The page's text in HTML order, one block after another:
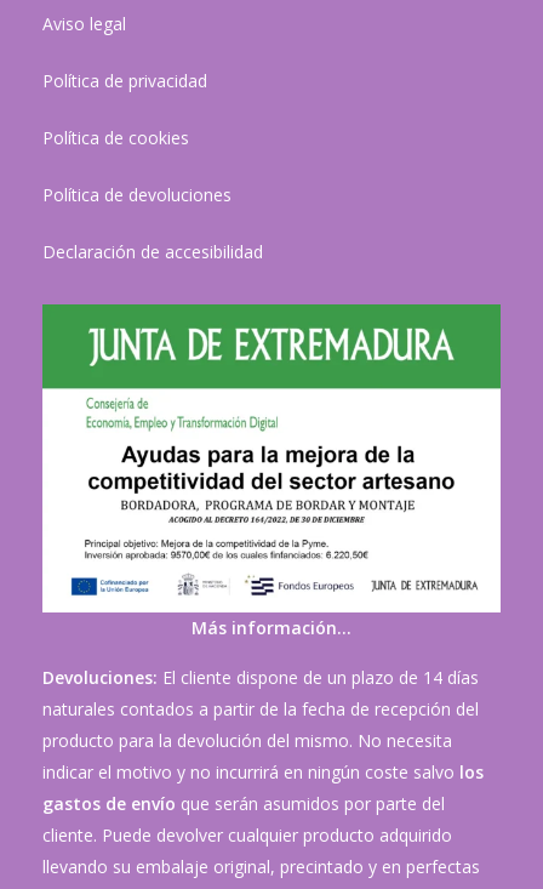
Aviso legal
Política de privacidad
Política de cookies
Política de devoluciones
Declaración de accesibilidad
Más información…
Devoluciones: El cliente dispone de un plazo de 14 días
naturales contados a partir de la fecha de recepción del
producto para la devolución del mismo. No necesita
indicar el motivo y no incurrirá en ningún coste salvo los
gastos de envío que serán asumidos por parte del
cliente. Puede devolver cualquier producto adquirido
llevando su embalaje original, precintado y en perfectas